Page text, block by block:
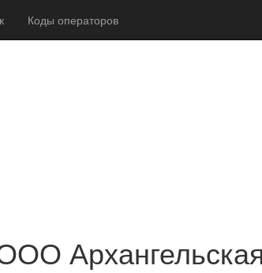
Коды операторов